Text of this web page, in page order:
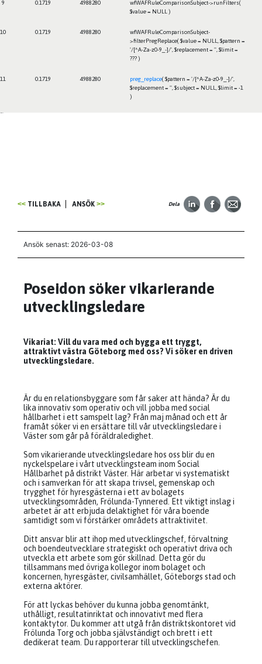
9 0.1719 4988280
wfWAFRuleComparisonSubject->runFilters(
$value = NULL )
10 0.1719 4988280
wfWAFRuleComparisonSubject-
>filterPregReplace($value = NULL
$pattern =
'/[^A-Za-z0-9_-]/' $replacement = '' $limit =
??? )
11 0.1719 4988280 preg_replace($pattern = '/[^A-Za-z0-9_-]/'
$replacement = '' $subject = NULL $limit = -1
)
TILLBAKA ANSÖK Dela
Ansök senast: 2026-03-08
Poseidon söker vikarierande
utvecklingsledare
Vikariat: Vill du vara med och bygga ett tryggt,
attraktivt västra Göteborg med oss? Vi söker en driven
utvecklingsledare.
Är du en relationsbyggare som får saker att hända? Är du
lika innovativ som operativ och vill jobba med social
hållbarhet i ett samspelt lag? Från maj månad och ett år
framåt söker vi en ersättare till vår utvecklingsledare i
Väster som går på föräldraledighet.
Som vikarierande utvecklingsledare hos oss blir du en
nyckelspelare i vårt utvecklingsteam inom Social
Hållbarhet på distrikt Väster. Här arbetar vi systematiskt
och i samverkan för att skapa trivsel, gemenskap och
trygghet för hyresgästerna i ett av bolagets
utvecklingsområden, Frölunda-Tynnered. Ett viktigt inslag i
arbetet är att erbjuda delaktighet för våra boende
samtidigt som vi förstärker områdets attraktivitet.
Ditt ansvar blir att ihop med utvecklingschef, förvaltning
och boendeutvecklare strategiskt och operativt driva och
utveckla ett arbete som gör skillnad. Detta gör du
tillsammans med övriga kollegor inom bolaget och
koncernen, hyresgäster, civilsamhället, Göteborgs stad och
externa aktörer.
För att lyckas behöver du kunna jobba genomtänkt,
uthålligt, resultatinriktat och innovativt med flera
kontaktytor. Du kommer att utgå från distriktskontoret vid
Frölunda Torg och jobba självständigt och brett i ett
dedikerat team. Du rapporterar till utvecklingschefen.